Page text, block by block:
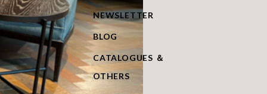
NEWSLETTER
BLOG
CATALOGUES ＆
OTHERS